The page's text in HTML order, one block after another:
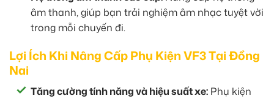
âm thanh, giúp bạn trải nghiệm âm nhạc tuyệt vời
trong mỗi chuyến đi.
Lợi Ích Khi Nâng Cấp Phụ Kiện VF3 Tại Đồng
Nai
Tăng cường tính năng và hiệu suất xe: Phụ kiện